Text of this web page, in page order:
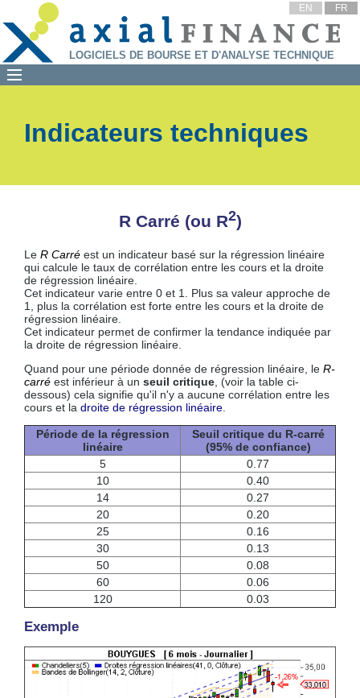
EN FR
LOGICIELS DE BOURSE ET D'ANALYSE TECHNIQUE
Indicateurs techniques
R Carré (ou R2)
Le R Carré est un indicateur basé sur la régression linéaire
qui calcule le taux de corrélation entre les cours et la droite
de régression linéaire.
Cet indicateur varie entre 0 et 1. Plus sa valeur approche de
1, plus la corrélation est forte entre les cours et la droite de
régression linéaire.
Cet indicateur permet de confirmer la tendance indiquée par
la droite de régression linéaire.
Quand pour une période donnée de régression linéaire, le R-
carré est inférieur à un seuil critique, (voir la table ci-
dessous) cela signifie qu'il n'y a aucune corrélation entre les
cours et la droite de régression linéaire.
Période de la régression
linéaire
Seuil critique du R-carré
(95% de confiance)
5
0.77
10
0.40
14
0.27
20
0.20
25
0.16
30
0.13
50
0.08
60
0.06
120
0.03
Exemple